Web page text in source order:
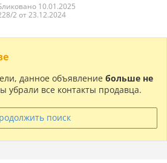
10.01.2025
2 от 23.12.2024
данное объявление больше не
убрали все контакты продавца.
поиск